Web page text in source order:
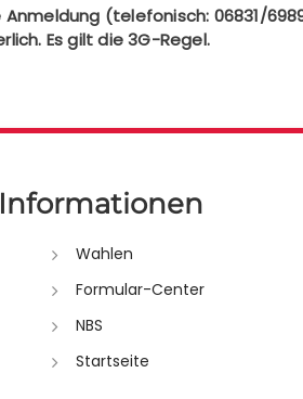
(telefonisch: 06831/
Es gilt die 3G-Regel.
Wahlen
Formular-Center
NBS
Startseite